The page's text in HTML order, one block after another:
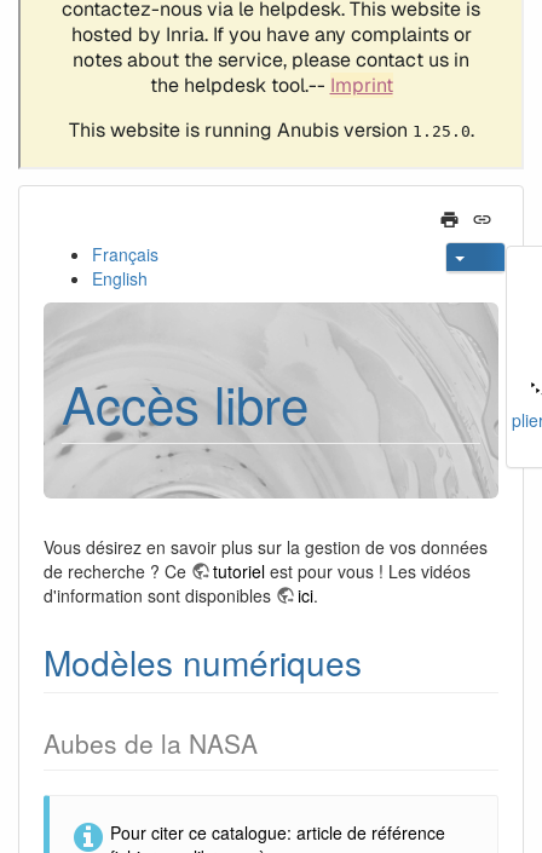
Français
English
Accès libre
Vous désirez en savoir plus sur la gestion de vos données
de recherche ? Ce
tutoriel est pour vous ! Les vidéos
d'information sont disponibles
ici.
Modèles numériques
Aubes de la NASA
Pour citer ce catalogue: article de référence